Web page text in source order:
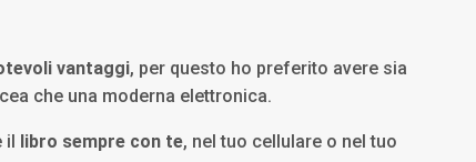
vantaggi, per questo ho preferito avere sia
che una moderna elettronica.
il libro sempre con te, nel tuo cellulare o nel tuo